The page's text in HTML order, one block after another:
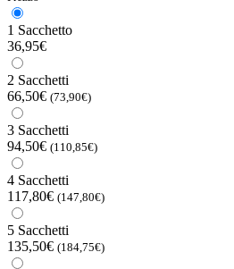
1 Sacchetto
36,95€
2 Sacchetti
66,50€ (73,90€)
3 Sacchetti
94,50€ (110,85€)
4 Sacchetti
117,80€ (147,80€)
5 Sacchetti
135,50€ (184,75€)